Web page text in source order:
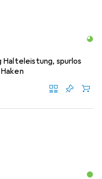
Halteleistung, spurlos